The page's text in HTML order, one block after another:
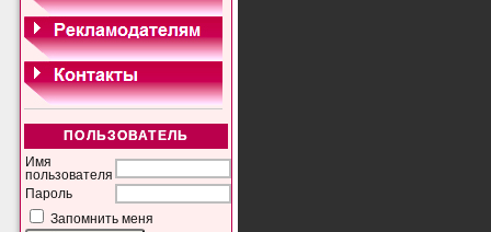
ПОЛЬЗОВАТЕЛЬ
Имя
пользователя
Пароль
Запомнить меня